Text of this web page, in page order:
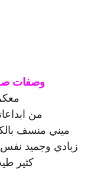
وصفات
من
ميني منسف
زبادي وجميد
كثير